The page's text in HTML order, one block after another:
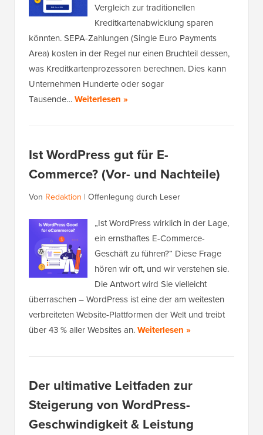
Vergleich zur traditionellen
Kreditkartenabwicklung sparen
könnten. SEPA-Zahlungen (Single Euro Payments
Area) kosten in der Regel nur einen Bruchteil dessen,
was Kreditkartenprozessoren berechnen. Dies kann
Unternehmen Hunderte oder sogar
Tausende…Weiterlesen »
Ist WordPress gut für E-
Commerce? (Vor- und Nachteile)
Von Redaktion | Offenlegung durch Leser
„Ist WordPress wirklich in der Lage,
ein ernsthaftes E-Commerce-
Geschäft zu führen?“ Diese Frage
hören wir oft, und wir verstehen sie.
Die Antwort wird Sie vielleicht
überraschen – WordPress ist eine der am weitesten
verbreiteten Website-Plattformen der Welt und treibt
über 43 % aller Websites an.Weiterlesen »
Der ultimative Leitfaden zur
Steigerung von WordPress-
Geschwindigkeit & Leistung